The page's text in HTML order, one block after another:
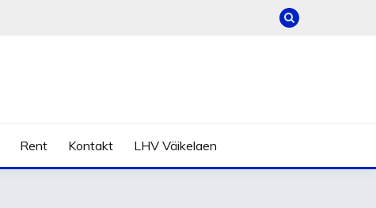
Rent Kontakt LHV Väikelaen